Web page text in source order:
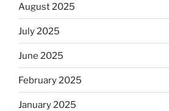
August 2025
July 2025
June 2025
February 2025
January 2025